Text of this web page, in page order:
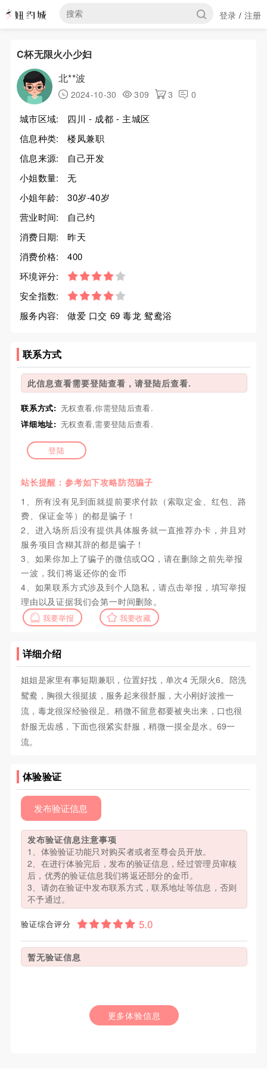
登录 / 注册
C杯无限火小少妇
北**波
2024-10-30 309 3 0
城市区域:
四川 - 成都 - 主城区
信息种类:
楼凤兼职
信息来源:
自己开发
小姐数量:
无
小姐年龄:
30岁-40岁
营业时间:
自己约
消费日期:
昨天
消费价格:
400
环境评分:
安全指数:
服务内容:
做爱 口交 69 毒龙 鸳鸯浴
联系方式
此信息查看需要登陆查看，请登陆后查看.
联系方式: 无权查看,你需登陆后查看.
详细地址: 无权查看,需要登陆后查看.
登陆
站长提醒：参考如下攻略防范骗子
1、所有没有见到面就提前要求付款（索取定金、红包、路
费、保证金等）的都是骗子！
2、进入场所后没有提供具体服务就一直推荐办卡，并且对
服务项目含糊其辞的都是骗子！
3、如果你加上了骗子的微信或QQ，请在删除之前先举报
一波，我们将返还你的金币
4、如果联系方式涉及到个人隐私，请点击举报，填写举报
理由以及证据我们会第一时间删除。
我要举报 我要收藏
详细介绍
姐姐是家里有事短期兼职，位置好找，单次4 无限火6。陪洗
鸳鸯，胸很大很挺拔，服务起来很舒服，大小刚好波推一
流，毒龙很深经验很足。稍微不留意都要被夹出来，口也很
舒服无齿感，下面也很紧实舒服，稍微一摸全是水。69一
流。
体验验证
发布验证信息
发布验证信息注意事项
1、体验验证功能只对购买者或者至尊会员开放。
2、在进行体验完后，发布的验证信息，经过管理员审核
后，优秀的验证信息我们将返还部分的金币。
3、请勿在验证中发布联系方式，联系地址等信息，否则
不予通过。
验证综合评分
暂无验证信息
更多体验信息